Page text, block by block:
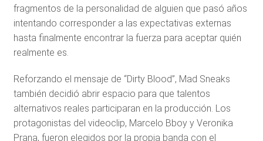
fragmentos de la personalidad de alguien que pasó años
intentando corresponder a las expectativas externas
hasta finalmente encontrar la fuerza para aceptar quién
realmente es.
Reforzando el mensaje de “Dirty Blood”, Mad Sneaks
también decidió abrir espacio para que talentos
alternativos reales participaran en la producción. Los
protagonistas del videoclip, Marcelo Bboy y Veronika
Prana, fueron elegidos por la propia banda con el